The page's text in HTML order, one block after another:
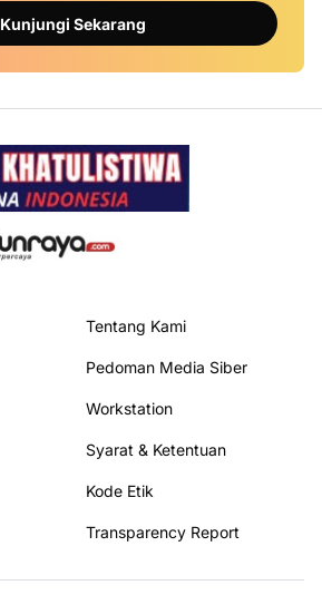
Kunjungi Sekarang
Tentang Kami
Pedoman Media Siber
Workstation
Syarat & Ketentuan
Kode Etik
Transparency Report